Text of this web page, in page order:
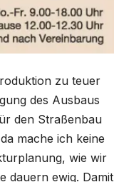
zu teuer
des Ausbaus
den Straßenbau
mache ich keine
wie wir
dauern ewig. Damit